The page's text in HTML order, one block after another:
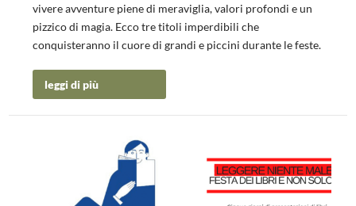
vivere avventure piene di meraviglia, valori profondi e un
pizzico di magia. Ecco tre titoli imperdibili che
conquisteranno il cuore di grandi e piccini durante le feste.
leggi di più